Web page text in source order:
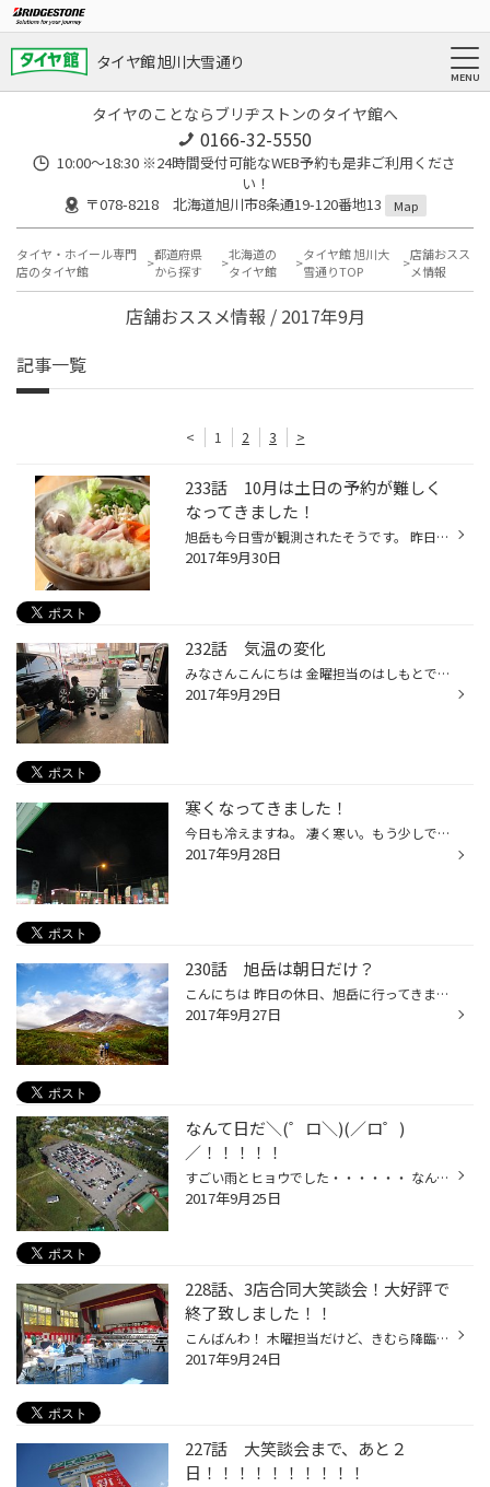
タイヤ館 旭川大雪通り
タイヤのことならブリヂストンのタイヤ館へ
0166-32-5550
10:00～18:30 ※24時間受付可能なWEB予約も是非ご利用くださ
い！
〒078-8218 北海道旭川市8条通19-120番地13
Map
タイヤ・ホイール専門
店のタイヤ館
都道府県
から探す
北海道の
タイヤ館
タイヤ館 旭川大
雪通りTOP
店舗おスス
メ情報
店舗おススメ情報 / 2017年9月
記事一覧
< 1 2 3 >
233話 10月は土日の予約が難しく
なってきました！
旭岳も今日雪が観測されたそうです。 昨日からぐっと寒くなり、冬の準備を始めなきゃと言う気分になってきました。 一先ず、昨日は友達と鍋をしましたよ♪ 雪が降る前にタイヤだけは交換しておきたいですよね！ 急な雪で出勤できない！！滑って事故…なんてことになったら大変です。 でも、もう週末は...
2017年9月30日
232話 気温の変化
みなさんこんにちは 金曜担当のはしもとです！ 本日の記事の内容ですが このようになっています↓ 作業はタイヤの脱着です！ ここ最近気温がぐっとさがり ジャンバーを着るスタッフが 増えました。 風邪をひかないよう 体調管理はしっかりしましょう！！
2017年9月29日
寒くなってきました！
今日も冷えますね。 凄く寒い。もう少しで雪が降りますね！ みなさんバッテリーは大丈夫ですか？？？ 急にﾊﾞｯﾃﾘｰが上がってしまうかもしれないので点検しに来て下さい！！！！ おまちしております！！！
2017年9月28日
230話 旭岳は朝日だけ？
こんにちは 昨日の休日、旭岳に行ってきました 朝のニュースで紅葉してます的なニュースを見たので 行ってみたらどこに紅葉があるのやら、見つけられず・・・ 普通に旭岳観光して帰ってきました 紅葉のニュースが流れるということは冬も近い、雪虫もそろそろかも スタッドレスタイヤの準備はお済み...
2017年9月27日
なんて日だ＼(゜ロ＼)(／ロ゜)
／！！！！！
すごい雨とヒョウでした・・・・・・ なんて日だ！！！！！(笑) 昨日は旭川でカスタムカーイベントがありました！！！（●＾o＾●） 当店のお客様も多数参加されていて、終始盛り上がりを見せていたようです(#^.^#) まだまだカスタムカーの需要はありますね～（●＾o＾●） 写真だけでもワクワクしちゃ...
2017年9月25日
228話、3店合同大笑談会！大好評で
終了致しました！！
こんばんわ！ 木曜担当だけど、きむら降臨！！！ 大雪店のブログにしてはめずらしく 昨日、おとといと更新できず申し訳ございませんでした。。。 タイトルにもある通り、、 ９／２３・２４の二日間で永山住民センターで開催した 『大笑談会』！！！ 大絶賛で終了致しました！！！ たくさんの、たっ...
2017年9月24日
227話 大笑談会まで、あと２
日！！！！！！！！！！